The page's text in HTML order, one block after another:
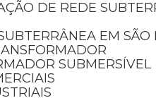
DE REDE
EM SÃO
SUBMERSÍVEL